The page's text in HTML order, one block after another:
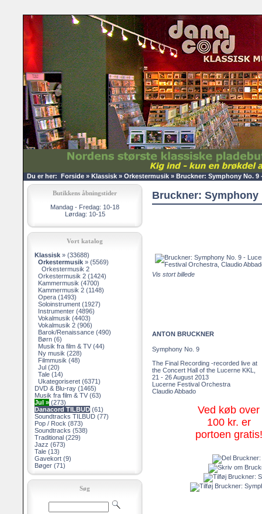
Du er her: Forside » Klassisk » Orkestermusik » Bruckner: Symphony No. 9
Butikkens åbningstider
Mandag - Fredag: 10-18
Lørdag: 10-15
Vort katalog
Klassisk » (33688)
Orkestermusik » (5569)
Orkestermusik 2
Orkestermusik 2 (1424)
Kammermusik (4700)
Kammermusik 2 (1148)
Opera (1493)
Soloinstrument (1927)
Instrumenter (4896)
Vokalmusik (4403)
Vokalmusik 2 (906)
Barok/Renaissance (490)
Børn (6)
Musik fra film & TV (44)
Ny musik (228)
Filmmusik (48)
Jul (20)
Tale (14)
Ukategoriseret (6371)
DVD & Blu-ray (1465)
Musik fra film & TV (63)
Jul » (273)
Danacord TILBUD (61)
Soundtracks TILBUD (77)
Pop / Rock (873)
Soundtracks (538)
Traditional (229)
Jazz (673)
Tale (13)
Gavekort (9)
Bøger (71)
Søg
Bruckner: Symphony
Vis stort billede
ANTON BRUCKNER
Symphony No. 9
The Final Recording -recorded live at
the Concert Hall of the Lucerne KKL,
21 - 26 August 2013
Lucerne Festival Orchestra
Claudio Abbado
Ved køb over
100 kr. er
portoen gratis!